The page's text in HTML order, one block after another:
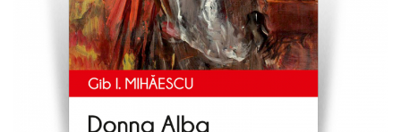
Literatura
Contemporana